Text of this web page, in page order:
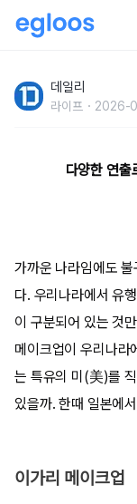
데일리
라이프 2026-
다양한 연출
가까운 나라임에도
다. 우리나라에서 유
이 구분되어 있는 것
메이크업이 우리나라
는 특유의 미(美)를
있을까. 한때 일본에
이가리 메이크업